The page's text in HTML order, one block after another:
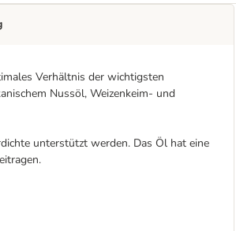
Verhältnis der wichtigsten
Nussöl, Weizenkeim- und
unterstützt werden. Das Öl hat eine